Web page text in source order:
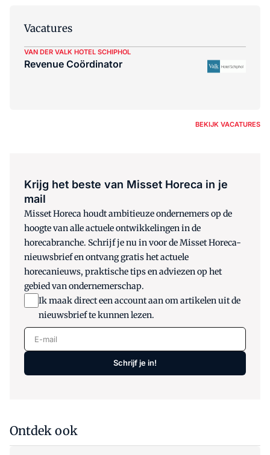
Vacatures
VAN DER VALK HOTEL SCHIPHOL
Revenue Coördinator
BEKIJK VACATURES
Krijg het beste van Misset Horeca in je
mail
Misset Horeca houdt ambitieuze ondernemers op de
hoogte van alle actuele ontwikkelingen in de
horecabranche. Schrijf je nu in voor de Misset Horeca-
nieuwsbrief en ontvang gratis het actuele
horecanieuws, praktische tips en adviezen op het
gebied van ondernemerschap.
Ik maak direct een account aan om artikelen uit de
nieuwsbrief te kunnen lezen.
E-mail
Schrijf je in!
Ontdek ook